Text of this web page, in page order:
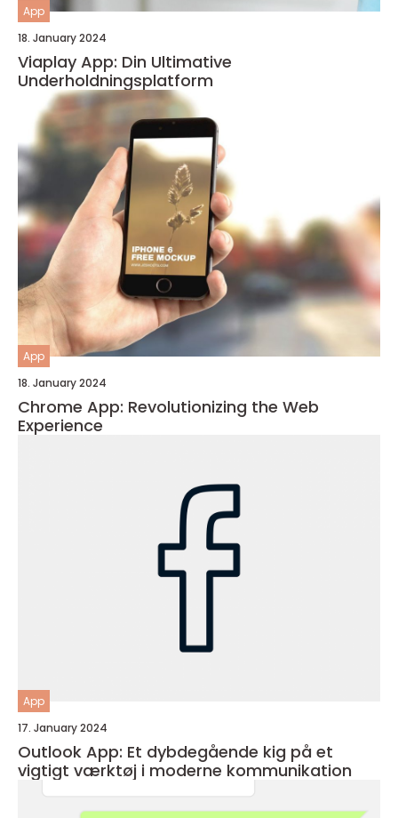
App
18. January 2024
Viaplay App: Din Ultimative
Underholdningsplatform
App
18. January 2024
Chrome App: Revolutionizing the Web
Experience
App
17. January 2024
Outlook App: Et dybdegående kig på et
vigtigt værktøj i moderne kommunikation